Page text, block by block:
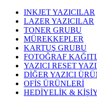
INKJET YAZICILAR
LAZER YAZICILAR
TONER GRUBU
MÜREKKEPLER
KARTUŞ GRUBU
FOTOĞRAF
YAZICI RESET
DİĞER YAZICI
OFİS ÜRÜNLERİ
HEDİYELİK &